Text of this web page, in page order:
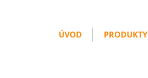
ÚVOD PRODUKTY